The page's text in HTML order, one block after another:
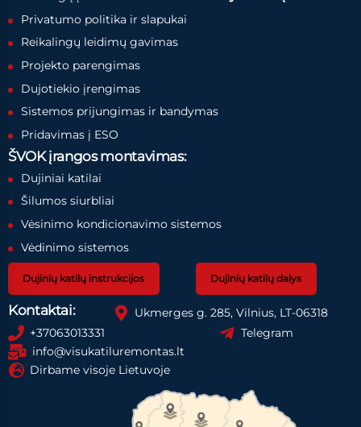
Privatumo politika ir slapukai
Reikalingų leidimų gavimas
Projekto parengimas
Dujotiekio įrengimas
Sistemos prijungimas ir bandymas
Pridavimas į ESO
ŠVOK įrangos montavimas:
Dujiniai katilai
Šilumos siurbliai
Vėsinimo kondicionavimo sistemos
Vėdinimo sistemos
Dujinių katilų instrukcijos Dujinių katilų dalys
Kontaktai:
Ukmerges g. 285, Vilnius, LT-06318
+37063013331
Telegram
info@visukatiluremontas.lt
Dirbame visoje Lietuvoje